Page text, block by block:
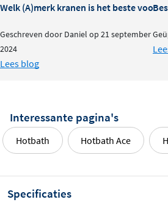
Welk (A)merk kranen is het beste voor
Geschreven door Daniel op 21 september
2024
Lees blog
Interessante pagina's
Hotbath Hotbath Ace
Specificaties